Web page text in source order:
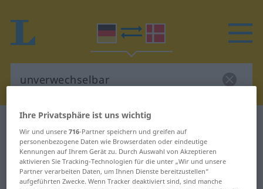
Deutsch-Dänisch Wörterbuch
Deutsch-Dänisch Übersetzung für
"unverwechselbar"
Ihre Privatsphäre ist uns wichtig
Wir und unsere716-Partner speichern und greifen auf
personenbezogene Daten wie Browserdaten oder eindeutige
Kennungen auf Ihrem Gerät zu. Durch Auswahl von Akzeptieren
aktivieren Sie Tracking-Technologien für die unter „Wir und unsere
Partner verarbeiten Daten, um Ihnen Dienste bereitzustellen“
aufgeführten Zwecke. Wenn Tracker deaktiviert sind, sind manche